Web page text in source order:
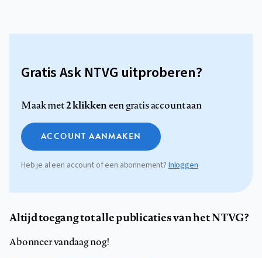
Gratis Ask NTVG uitproberen?
Maak met2 klikkeneen gratis account aan
ACCOUNT AANMAKEN
Heb je al een account of een abonnement?Inloggen
Altijd toegang tot alle publicaties van het NTVG?
Abonneer vandaag nog!